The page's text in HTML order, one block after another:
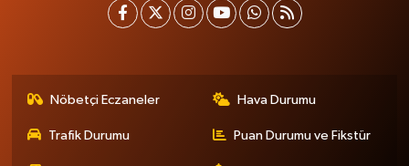
Nöbetçi Eczaneler Hava Durumu
Trafik Durumu Puan Durumu ve Fikstür